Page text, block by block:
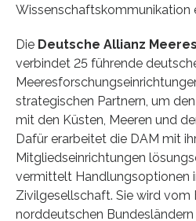
Wissenschaftskommunikation
Die Deutsche Allianz
verbindet 25 führende
strategischen Partnern, um
mit den Küsten, Meeren und
Dafür erarbeitet die DAM mit
Mitgliedseinrichtungen
vermittelt Handlungsoptionen
Zivilgesellschaft. Sie wird vom
norddeutschen Bundesländern